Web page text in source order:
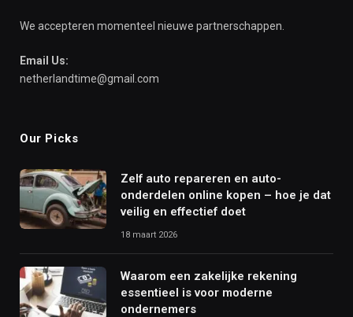
We accepteren momenteel nieuwe partnerschappen.
Email Us:
netherlandtime@gmail.com
Our Picks
Zelf auto repareren en auto-
onderdelen online kopen – hoe je dat
veilig en effectief doet
18 maart 2026
Waarom een zakelijke rekening
essentieel is voor moderne
ondernemers